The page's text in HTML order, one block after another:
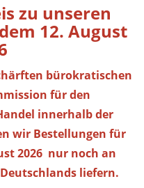
zu unseren
12. August
bürokratischen
für den
innerhalb der
wir Bestellungen für
2026 nur noch an
liefern.